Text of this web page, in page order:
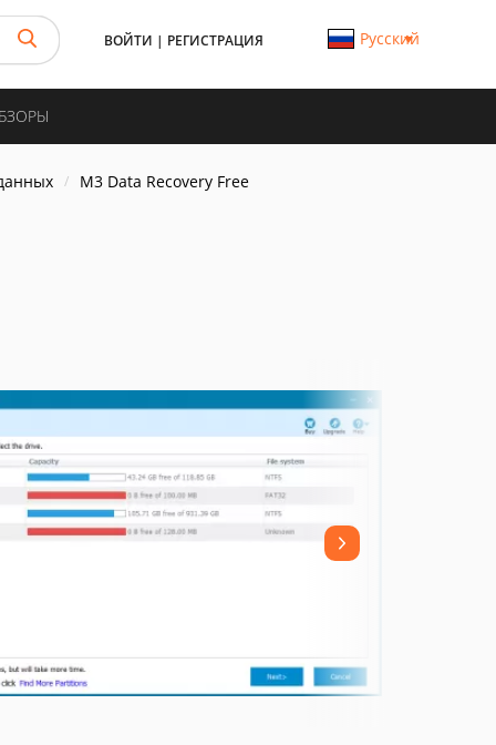
ВОЙТИ | РЕГИСТРАЦИЯ Русский
M3 Data Recovery Free